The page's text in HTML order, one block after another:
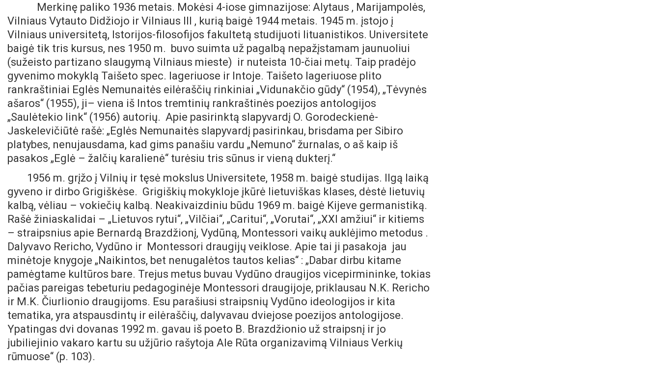
Merkinę paliko 1936 metais. Mokėsi 4-iose gimnazijose: Alytaus , Marijampolės,
Vilniaus Vytauto Didžiojo ir Vilniaus III , kurią baigė 1944 metais. 1945 m. įstojo į
Vilniaus universitetą, Istorijos-filosofijos fakultetą studijuoti lituanistikos. Universitete
baigė tik tris kursus, nes 1950 m. buvo suimta už pagalbą nepažįstamam jaunuoliui
(sužeisto partizano slaugymą Vilniaus mieste) ir nuteista 10-čiai metų. Taip pradėjo
gyvenimo mokyklą Taišeto spec. lageriuose ir Intoje. Taišeto lageriuose plito
rankraštiniai Eglės Nemunaitės eilėraščių rinkiniai „Vidunakčio gūdy“ (1954), „Tėvynės
ašaros“ (1955), ji– viena iš Intos tremtinių rankraštinės poezijos antologijos
„Saulėtekio link“ (1956) autorių. Apie pasirinktą slapyvardį O. Gorodeckienė-
Jaskelevičiūtė rašė: „Eglės Nemunaitės slapyvardį pasirinkau, brisdama per Sibiro
platybes, nenujausdama, kad gims panašiu vardu „Nemuno“ žurnalas, o aš kaip iš
pasakos „Eglė – žalčių karalienė“ turėsiu tris sūnus ir vieną dukterį.“
1956 m. grįžo į Vilnių ir tęsė mokslus Universitete, 1958 m. baigė studijas. Ilgą laiką
gyveno ir dirbo Grigiškėse. Grigiškių mokykloje įkūrė lietuviškas klases, dėstė lietuvių
kalbą, vėliau – vokiečių kalbą. Neakivaizdiniu būdu 1969 m. baigė Kijeve germanistiką.
Rašė žiniaskalidai – „Lietuvos rytui“, „Vilčiai“, „Caritui“, „Vorutai“, „XXI amžiui“ ir kitiems
– straipsnius apie Bernardą Brazdžionį, Vydūną, Montessori vaikų auklėjimo metodus .
Dalyvavo Rericho, Vydūno ir Montessori draugijų veiklose. Apie tai ji pasakoja jau
minėtoje knygoje „Naikintos, bet nenugalėtos tautos kelias“ : „Dabar dirbu kitame
pamėgtame kultūros bare. Trejus metus buvau Vydūno draugijos vicepirmininke, tokias
pačias pareigas tebeturiu pedagoginėje Montessori draugijoje, priklausau N.K. Rericho
ir M.K. Čiurlionio draugijoms. Esu parašiusi straipsnių Vydūno ideologijos ir kita
tematika, yra atspausdintų ir eilėraščių, dalyvavau dviejose poezijos antologijose.
Ypatingas dvi dovanas 1992 m. gavau iš poeto B. Brazdžionio už straipsnį ir jo
jubiliejinio vakaro kartu su užjūrio rašytoja Ale Rūta organizavimą Vilniaus Verkių
rūmuose“ (p. 103).